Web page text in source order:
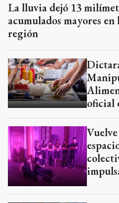
La lluvia dejó 13
acumulados mayores
región
oficial